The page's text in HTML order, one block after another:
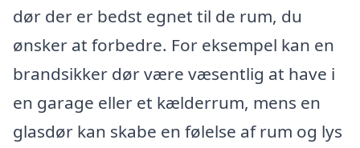
dør der er bedst egnet til de rum, du
ønsker at forbedre. For eksempel kan en
brandsikker dør være væsentlig at have i
en garage eller et kælderrum, mens en
glasdør kan skabe en følelse af rum og lys